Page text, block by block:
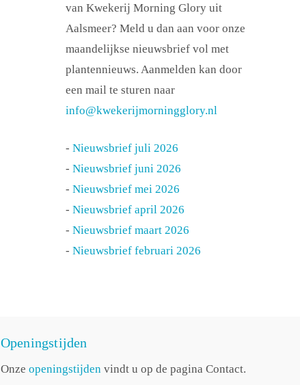
van Kwekerij Morning Glory uit
Aalsmeer? Meld u dan aan voor onze
maandelijkse nieuwsbrief vol met
plantennieuws. Aanmelden kan door
een mail te sturen naar
info@kwekerijmorningglory.nl
-Nieuwsbrief juli 2026
-Nieuwsbrief juni 2026
-Nieuwsbrief mei 2026
-Nieuwsbrief april 2026
-Nieuwsbrief maart 2026
-Nieuwsbrief februari 2026
Openingstijden
Onze openingstijdenvindt u op de pagina Contact.